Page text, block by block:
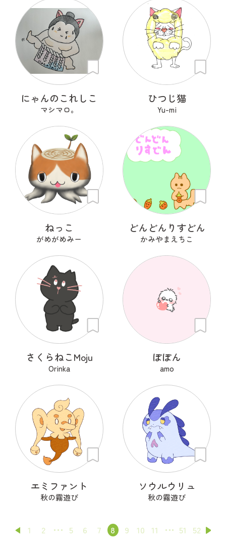
にゃんのこれしこ
マシマロ。
ひつじ猫
Yu-mi
ねっこ
がめがめみー
どんどんりすどん
かみやまえちこ
さくらねこMoju
Orinka
ぽぽん
amo
エミファント
秋の霧遊び
ソウルウリュ
秋の霧遊び
1 2 5 6 7 8 9 10 11 51 52